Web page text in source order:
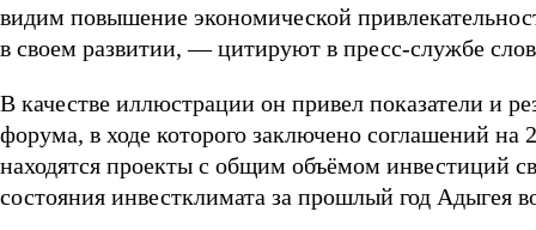
видим повышение экономической
в своем развитии, — цитируют в пресс-службе
В качестве иллюстрации он привел показатели и
форума, в ходе которого заключено соглашений на
находятся проекты с общим объёмом инвестиций
состояния инвестклимата за прошлый год Адыгея